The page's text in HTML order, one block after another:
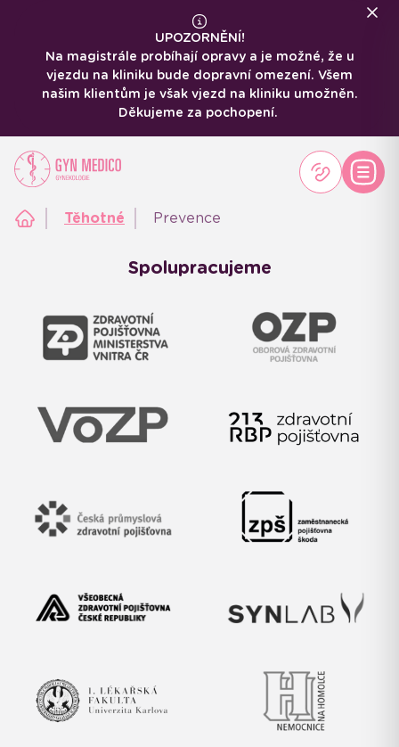
UPOZORNĚNÍ!
Na magistrále probíhají opravy a je možné, že u
vjezdu na kliniku bude dopravní omezení. Všem
našim klientům je však vjezd na kliniku umožněn.
Děkujeme za pochopení.
Těhotné Prevence
Spolupracujeme